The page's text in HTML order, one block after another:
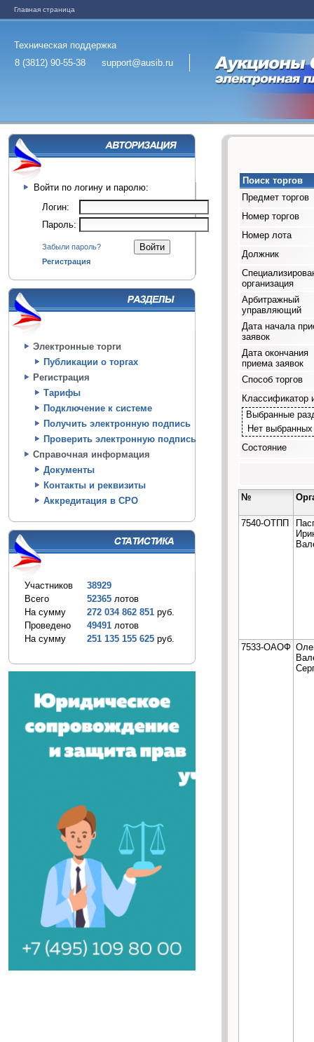
Главная страница
Техническая поддержка
8 (3812) 90-55-38
support@ausib.ru
Войти по логину и паролю:
Логин:
Пароль:
Забыли пароль?
Регистрация
Электронные торги
Публикации о торгах
Регистрация
Тарифы
Подключение к системе
Получить электронную подпись
Проверить электронную подпись
Справочная информация
Документы
Контакты и реквизиты
Аккредитация в СРО
Участников
38929
Всего
52365 лотов
На сумму
272 034 862 851 руб.
Проведено
49491 лотов
На сумму
251 135 155 625 руб.
Поиск торгов
Предмет торгов
Номер торгов
Номер лота
Должник
организация
Арбитражный
управляющий
Дата начала
заявок
Дата окончания
приема заявок
Способ торгов
Классификатор
Выбранные
Нет
Состояние
№
7540-ОТПП
7533-ОАОФ